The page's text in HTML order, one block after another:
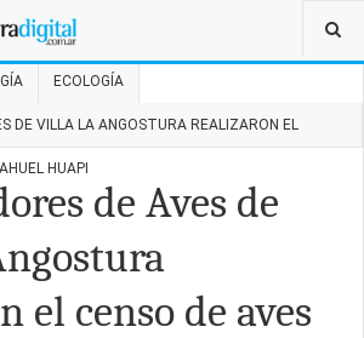
ECOLOGÍA
DE VILLA LA ANGOSTURA REALIZARON EL
HUAPI
de Aves de
el censo de aves